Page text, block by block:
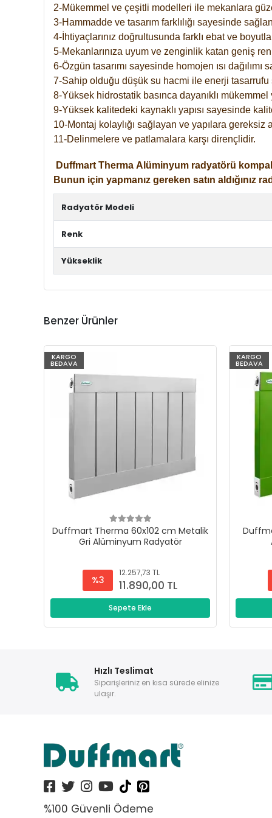
2-Mükemmel ve çeşitli modelleri ile mekanlara
3-Hammadde ve tasarım farklılığı sayesinde
4-İhtiyaçlarınız doğrultusunda farklı ebat ve
5-Mekanlarınıza uyum ve zenginlik katan geniş
6-Özgün tasarımı sayesinde homojen ısı
7-Sahip olduğu düşük su hacmi ile enerji tasarrufu
8-Yüksek hidrostatik basınca dayanıklı mükemmel
9-Yüksek kalitedeki kaynaklı yapısı sayesinde
10-Montaj kolaylığı sağlayan ve yapılara gereksiz
11-Delinmelere ve patlamalara karşı dirençlidir.
Duffmart Therma Alüminyum radyatörü
Bunun için yapmanız gereken satın aldığınız
Radyatör Modeli
Renk
Yükseklik
Benzer Ürünler
KARGO
BEDAVA
Duffmart Therma 60x102 cm Metalik
Gri Alüminyum Radyatör
%3
12.257,73 TL
11.890,00 TL
Sepete Ekle
KARGO
BEDAVA
Hızlı Teslimat
Siparişleriniz en kısa sürede elinize
ulaşır.
%100 Güvenli Ödeme